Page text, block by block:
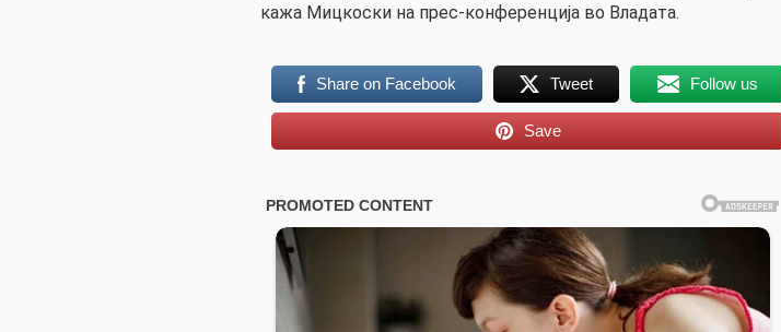
кажа Мицкоски на прес-конференција во Владата.
Share on Facebook Tweet Follow us
Save